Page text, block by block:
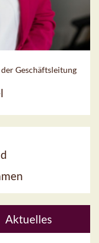
Geschäftsleitung
Aktuelles